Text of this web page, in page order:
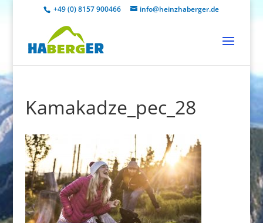
+49 (0) 8157 900466 info@heinzhaberger.de
Kamakadze_pec_28